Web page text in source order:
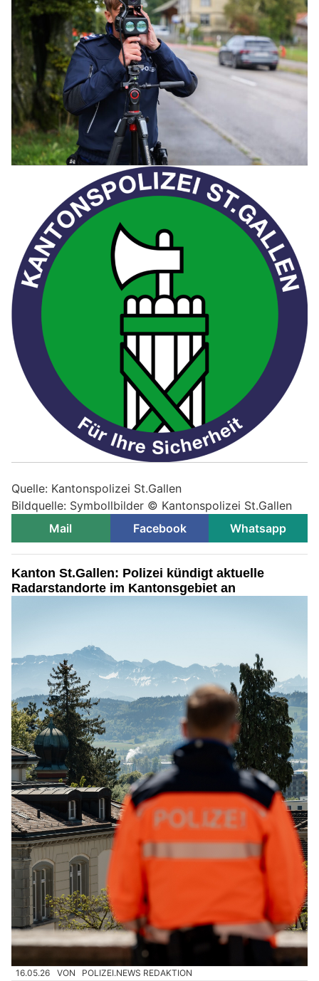
Quelle: Kantonspolizei St.Gallen
Bildquelle: Symbollbilder © Kantonspolizei St.Gallen
Mail
Facebook Whatsapp
Kanton St.Gallen: Polizei kündigt aktuelle
Radarstandorte im Kantonsgebiet an
16.05.26 VON POLIZEI.NEWS REDAKTION